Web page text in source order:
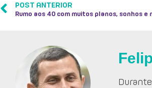
POST ANTERIOR
Rumo aos 40 com muitos planos, sonhos e